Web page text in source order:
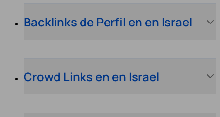
Backlinks de Perfil en en Israel
Crowd Links en en Israel